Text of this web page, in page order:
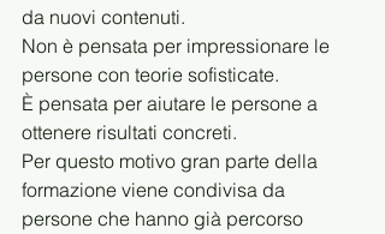
da nuovi contenuti.
Non è pensata per impressionare le
persone con teorie sofisticate.
È pensata per aiutare le persone a
ottenere risultati concreti.
Per questo motivo gran parte della
formazione viene condivisa da
persone che hanno già percorso